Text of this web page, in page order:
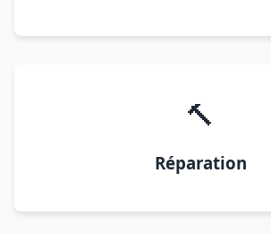
🔨
Réparation